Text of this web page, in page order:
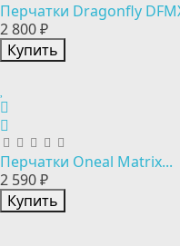
Перчатки Dragonfly
2 800 ₽
Купить
Перчатки Oneal Matrix...
2 590 ₽
Купить